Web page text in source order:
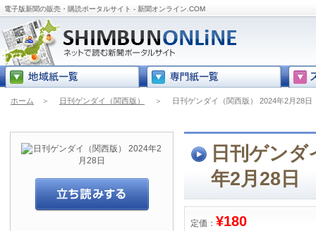
電子版新聞の販売・購読ポータルサイト - 新聞オンライン.COM
ホーム ＞ 日刊ゲンダイ（関西版） ＞ 日刊ゲンダイ（関西版） 2024年2月28日
日刊ゲン
年2月28日
定価： ¥180